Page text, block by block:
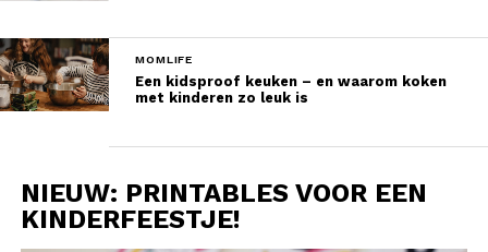
MOMLIFE
Een kidsproof keuken – en waarom koken
met kinderen zo leuk is
NIEUW: PRINTABLES VOOR EEN
KINDERFEESTJE!